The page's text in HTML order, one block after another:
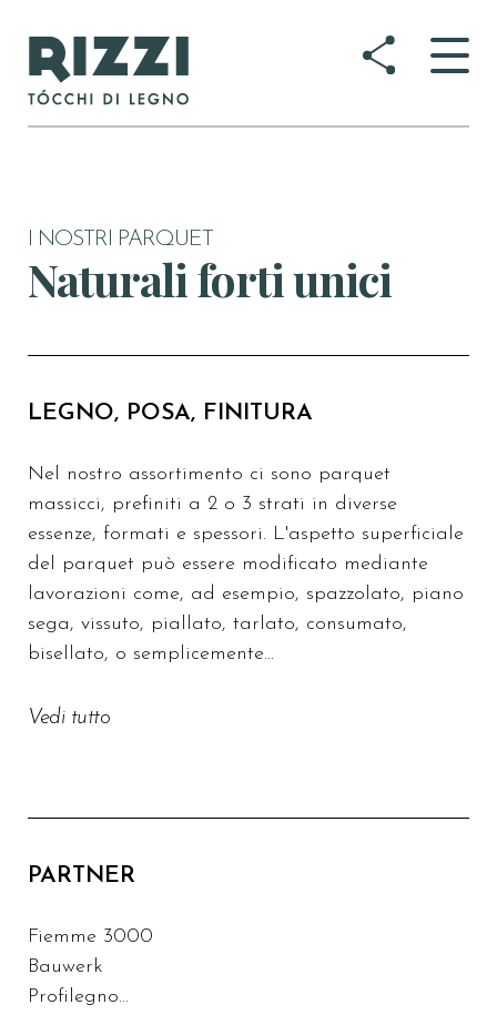
I NOSTRI PARQUET
Naturali forti unici
LEGNO, POSA, FINITURA
Nel nostro assortimento ci sono parquet
massicci, prefiniti a 2 o 3 strati in diverse
essenze, formati e spessori. L'aspetto superficiale
del parquet può essere modificato mediante
lavorazioni come, ad esempio, spazzolato, piano
sega, vissuto, piallato, tarlato, consumato,
bisellato, o semplicemente...
Vedi tutto
PARTNER
Fiemme 3000
Bauwerk
Profilegno...